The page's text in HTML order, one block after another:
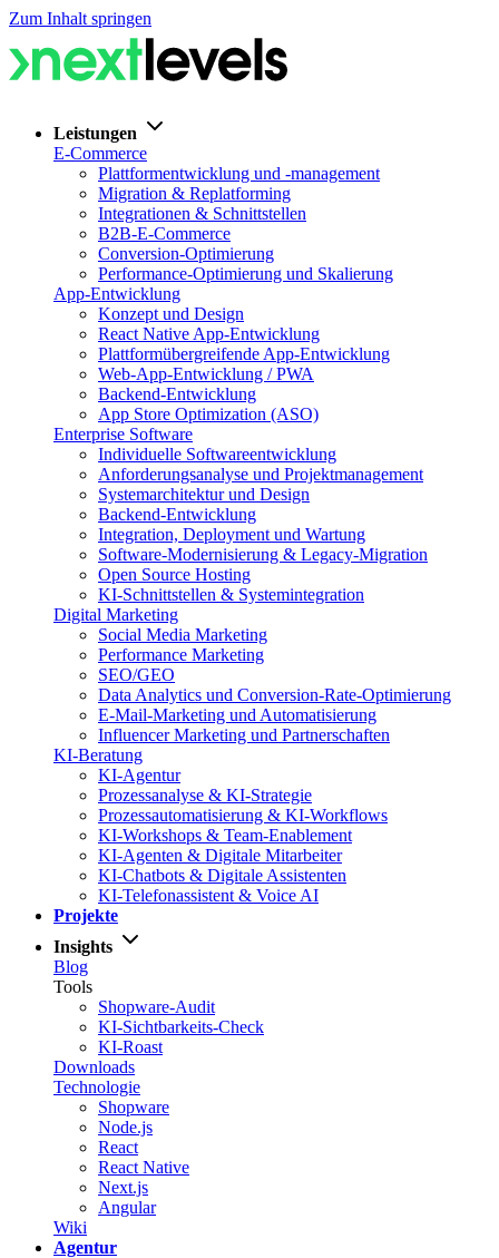
Zum Inhalt springen
Leistungen
E-Commerce
Plattformentwicklung und -management
Migration & Replatforming
Integrationen & Schnittstellen
B2B-E-Commerce
Conversion-Optimierung
Performance-Optimierung und Skalierung
App-Entwicklung
Konzept und Design
React Native App-Entwicklung
Plattformübergreifende App-Entwicklung
Web-App-Entwicklung / PWA
Backend-Entwicklung
App Store Optimization (ASO)
Enterprise Software
Individuelle Softwareentwicklung
Anforderungsanalyse und Projektmanagement
Systemarchitektur und Design
Backend-Entwicklung
Integration, Deployment und Wartung
Software-Modernisierung & Legacy-Migration
Open Source Hosting
KI-Schnittstellen & Systemintegration
Digital Marketing
Social Media Marketing
Performance Marketing
SEO/GEO
Data Analytics und Conversion-Rate-Optimierung
E-Mail-Marketing und Automatisierung
Influencer Marketing und Partnerschaften
KI-Beratung
KI-Agentur
Prozessanalyse & KI-Strategie
Prozessautomatisierung & KI-Workflows
KI-Workshops & Team-Enablement
KI-Agenten & Digitale Mitarbeiter
KI-Chatbots & Digitale Assistenten
KI-Telefonassistent & Voice AI
Projekte
Insights
Blog
Tools
Shopware-Audit
KI-Sichtbarkeits-Check
KI-Roast
Downloads
Technologie
Shopware
Node.js
React
React Native
Next.js
Angular
Wiki
Agentur